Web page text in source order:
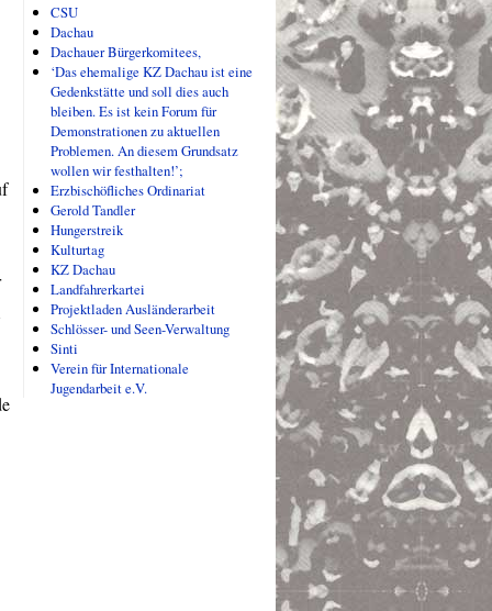
CSU
Dachau
Dachauer Bürgerkomitees,
‘Das ehemalige KZ Dachau ist eine
Gedenkstätte und soll dies auch
bleiben. Es ist kein Forum für
Demonstrationen zu aktuellen
Problemen. An diesem Grundsatz
wollen wir festhalten!’;
Erzbischöfliches Ordinariat
Gerold Tandler
Hungerstreik
Kulturtag
KZ Dachau
Landfahrerkartei
Projektladen Ausländerarbeit
Schlösser- und Seen-Verwaltung
Sinti
Verein für Internationale
Jugendarbeit e.V.